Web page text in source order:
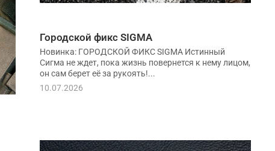
Городской фикс SIGMA
Новинка: ГОРОДСКОЙ ФИКС SIGMA Истинный
Сигма не ждет, пока жизнь повернется к нему лицом,
он сам берет её за рукоять!...
10.07.2026